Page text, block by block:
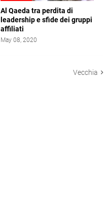
Al Qaeda tra perdita di
leadership e sfide dei gruppi
affiliati
May 08, 2020
Vecchia